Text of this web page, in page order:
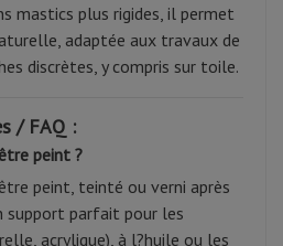
mastics plus rigides, il permet
adaptée aux travaux de
discrètes, y compris sur toile.
/ FAQ :
peint ?
peint, teinté ou verni après
support parfait pour les
acrylique), à l?huile ou les